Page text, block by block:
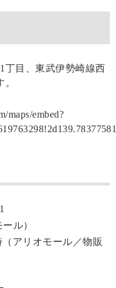
丁目、東武伊勢崎線西
maps/embed?
ル）
アリオモール／物販